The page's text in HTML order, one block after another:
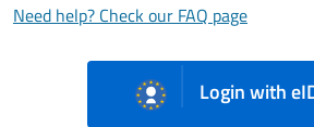
Need help? Check our FAQ page
Login with